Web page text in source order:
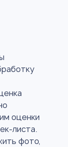
оценки
листа.
фото,